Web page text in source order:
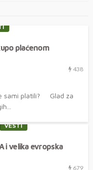
plaćenom
438
sami platili? Glad za
VESTI
i velika evropska
679